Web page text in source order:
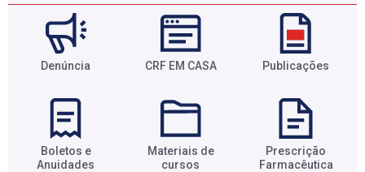
Denúncia CRF EM CASA Publicações
Boletos e
Anuidades​
Materiais de
cursos​
Prescrição
Farmacêutica​